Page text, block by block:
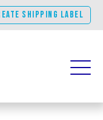
SHIPPING LABEL